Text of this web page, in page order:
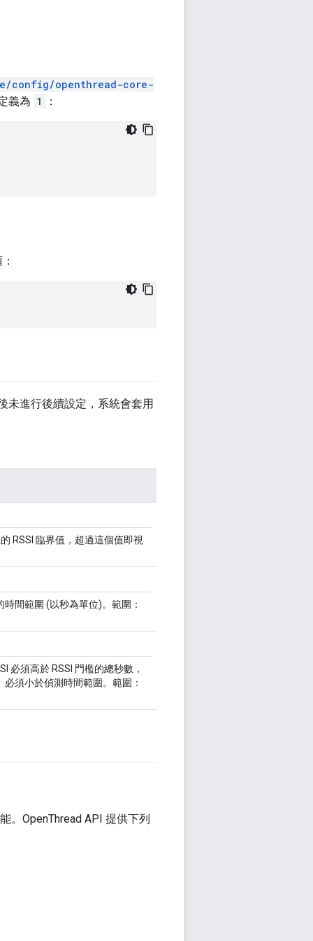
config/openthread-core-
義為 1 ：
未進行後續設定，系統會套用
RSSI 臨界值，超過這個值即視
間範圍 (以秒為單位)。範圍：
必須高於 RSSI 門檻的總秒數，
須小於偵測時間範圍。範圍：
。OpenThread API 提供下列